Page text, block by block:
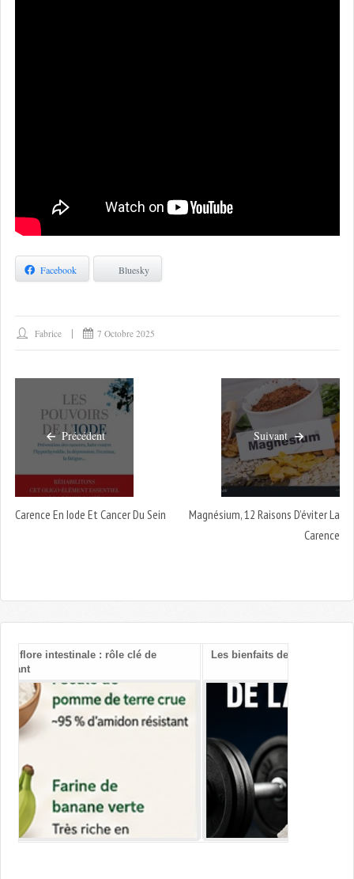
Facebook Bluesky
Fabrice 7 Octobre 2025
Précédent
Carence En Iode Et Cancer Du Sein
Suivant
Magnésium, 12 Raisons D’éviter La
Carence
Les bienfaits de la créatine